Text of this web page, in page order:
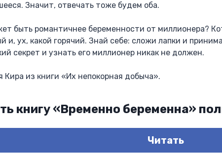
Значит, отвечать тоже будем оба.
быть романтичнее беременности от миллионера?
и, ух, какой горячий. Знай себе: сложи лапки и
секрет и узнать его миллионер никак не должен.
Кира из книги «Их непокорная добыча».
книгу «Временно беременна»
Читать